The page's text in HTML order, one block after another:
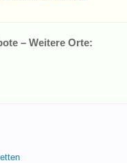
– Weitere Orte: